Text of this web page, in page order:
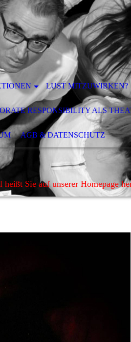
LUST MITZUWIRKEN?
RESPONSIBILITY ALS
AGB & DATENSCHUTZ
heißt Sie auf unserer Homepage